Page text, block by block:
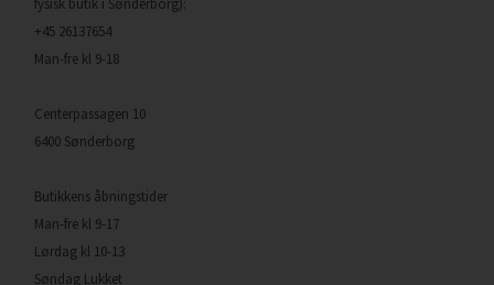
+45 26137654
Man-fre kl 9-18
Centerpassagen 10
6400 Sønderborg
Butikkens åbningstider
Man-fre kl 9-17
Lørdag kl 10-13
Søndag Lukket